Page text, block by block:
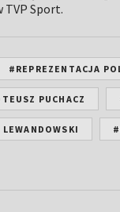
TVP Sport.
#REPREZENTACJA
PUCHACZ